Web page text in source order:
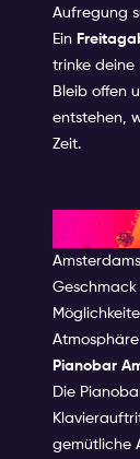
Aufregung
Ein
trinke deine
Bleib offen
entstehen,
Zeit.
DIE
Geschmack
Pianobar
Die
gemütliche